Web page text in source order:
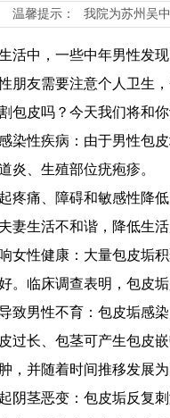
温馨提示： 我院为苏州吴
中，一些中年男性发现
朋友需要注意个人卫生
包皮吗？今天我们将和你
性疾病：由于男性包皮
炎、生殖部位疣疱疹。
痛、障碍和敏感性降低
妻生活不和谐，降低生活
性健康：大量包皮垢积
。临床调查表明，包皮
男性不育：包皮垢感染
长、包茎可产生包皮嵌
，并随着时间推移发展为
茎恶变：包皮垢反复刺